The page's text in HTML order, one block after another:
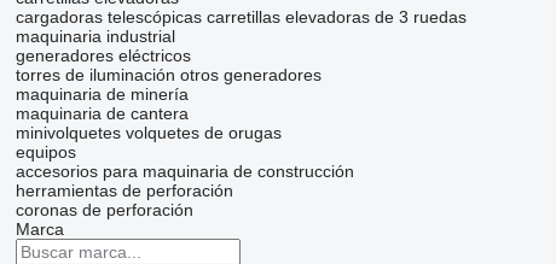
cargadoras telescópicas carretillas elevadoras de 3 ruedas
maquinaria industrial
generadores eléctricos
torres de iluminación otros generadores
maquinaria de minería
maquinaria de cantera
minivolquetes volquetes de orugas
equipos
accesorios para maquinaria de construcción
herramientas de perforación
coronas de perforación
Marca